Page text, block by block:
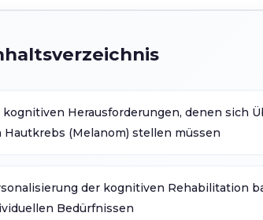
kognitiven Herausforderungen, denen sich
Hautkrebs (Melanom) stellen müssen
der kognitiven Rehabilitation
Bedürfnissen